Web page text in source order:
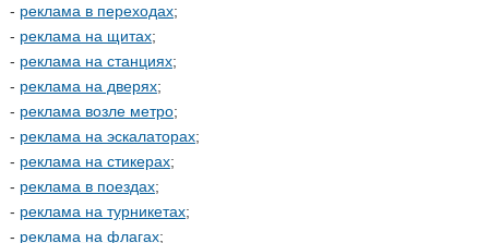
- реклама в переходах;
- реклама на щитах;
- реклама на станциях;
- реклама на дверях;
- реклама возле метро;
- реклама на эскалаторах;
- реклама на стикерах;
- реклама в поездах;
- реклама на турникетах;
- реклама на флагах;